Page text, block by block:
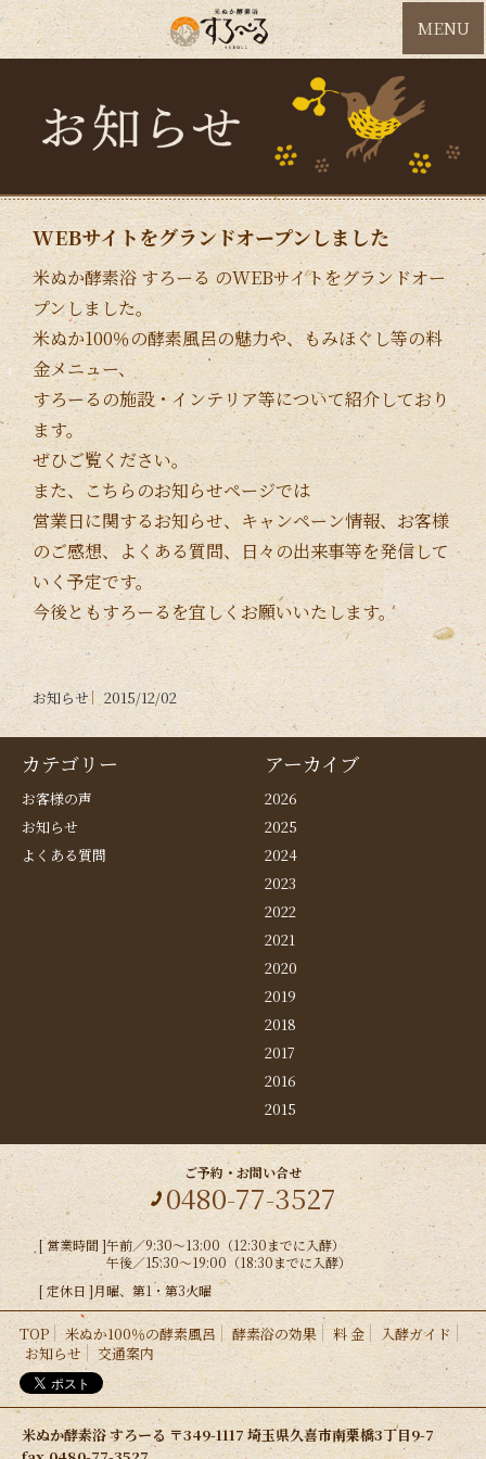
MENU
WEBサイトをグランドオープンしました
米ぬか酵素浴 すろーる のWEBサイトをグランドオー
プンしました。
米ぬか100％の酵素風呂の魅力や、もみほぐし等の料
金メニュー、
すろーるの施設・インテリア等について紹介しており
ます。
ぜひご覧ください。
また、こちらのお知らせページでは
営業日に関するお知らせ、キャンペーン情報、お客様
のご感想、よくある質問、日々の出来事等を発信して
いく予定です。
今後ともすろーるを宜しくお願いいたします。
お知らせ 2015/12/02
カテゴリー
お客様の声
お知らせ
よくある質問
アーカイブ
2026
2025
2024
2023
2022
2021
2020
2019
2018
2017
2016
2015
ご予約・お問い合せ
0480-77-3527
[ 営業時間 ]午前／9:30〜13:00（12:30までに入酵）
午後／15:30〜19:00（18:30までに入酵）
[ 定休日 ]月曜、第1・第3火曜
TOP 米ぬか100％の酵素風呂 酵素浴の効果 料 金
入酵ガイド
お知らせ
交通案内
米ぬか酵素浴 すろーる 〒349-1117 埼玉県久喜市南栗橋3丁目9-7